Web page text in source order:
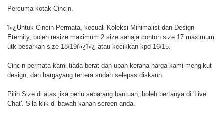
Percuma kotak Cincin.
ï»¿Untuk Cincin Permata, kecuali Koleksi Minimalist dan Design
Eternity, boleh resize maximum 2 size sahaja contoh size 17 maximum
utk besarkan size 18/19ï»¿ï»¿ atau kecikkan kpd 16/15.
Cincin permata kami tiada berat dan upah kerana harga kami mengikut
design, dan hargayang tertera sudah selepas diskaun.
Pilih Size di atas jika perlu sebarang bantuan, boleh bertanya di 'Live
Chat'. Sila klik di bawah kanan screen anda.